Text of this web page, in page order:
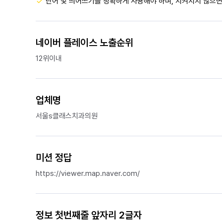
네이버 플레이스 노출순위
12위이내
업체명
서울s클래스치과의원
미션 정답
https://viewer.map.naver.com/
정보 첫번째줄 앞자리 2글자